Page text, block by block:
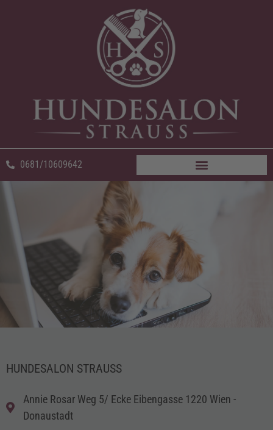
0681/10609642
HUNDESALON STRAUSS
Annie Rosar Weg 5/ Ecke Eibengasse 1220 Wien -
Donaustadt